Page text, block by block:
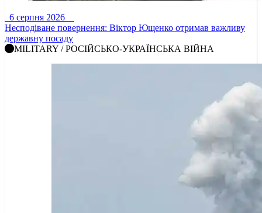
6 серпня 2026
Несподіване повернення: Віктор Ющенко отримав важливу
державну посаду
MILITARY / РОСІЙСЬКО-УКРАЇНСЬКА ВІЙНА